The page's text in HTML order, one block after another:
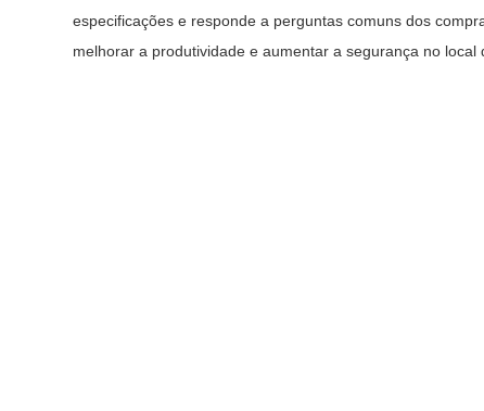
especificações e responde a perguntas comuns dos
melhorar a produtividade e aumentar a segurança no local